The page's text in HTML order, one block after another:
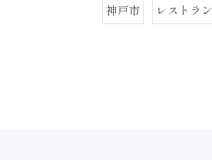
神戸市 レストラン